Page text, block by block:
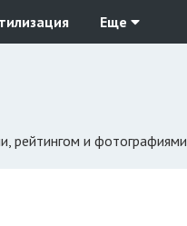
Еще
рейтингом и фотографиями